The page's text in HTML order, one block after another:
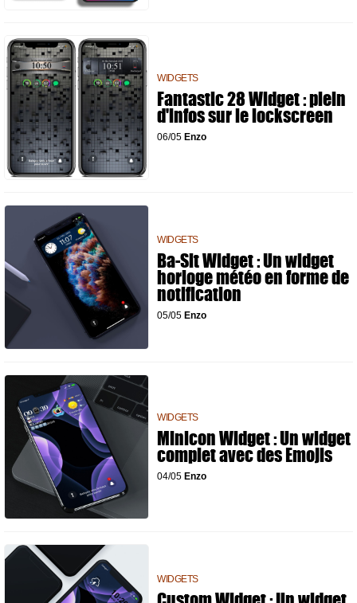
WIDGETS
Fantastic 28 Widget : plein
d'infos sur le lockscreen
06/05 Enzo
WIDGETS
Ba-Sit Widget : Un widget
horloge météo en forme de
notification
05/05 Enzo
WIDGETS
Minicon Widget : Un widget
complet avec des Emojis
04/05 Enzo
WIDGETS